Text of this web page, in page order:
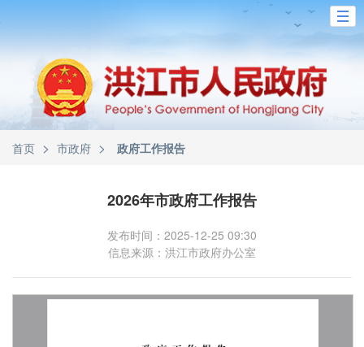
首页 > 市政府 > 政府工作报告
2026年市政府工作报告
发布时间：2025-12-25 09:30
信息来源：洪江市政府办公室